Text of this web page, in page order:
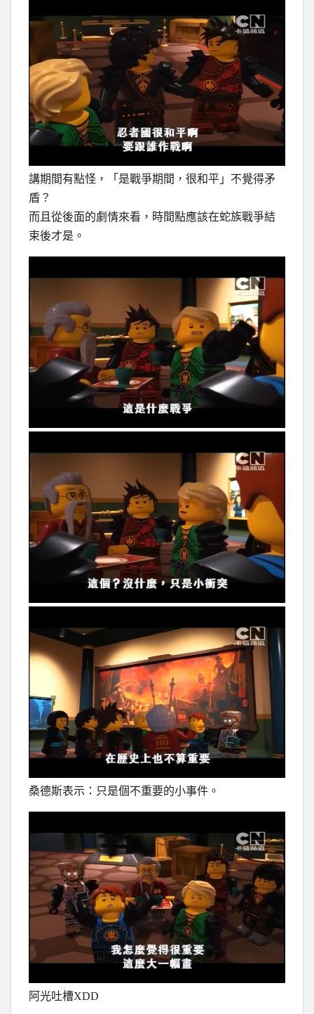
講期間有點怪，「是戰爭期間，很和平」不覺得矛
盾？
而且從後面的劇情來看，時間點應該在蛇族戰爭結
束後才是。
桑德斯表示：只是個不重要的小事件。
阿光吐槽XDD